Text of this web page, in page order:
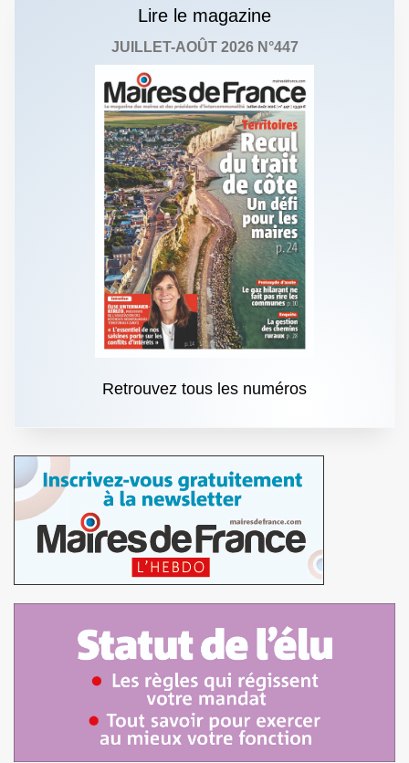
Lire le magazine
JUILLET-AOÛT 2026 N°447
Retrouvez tous les numéros